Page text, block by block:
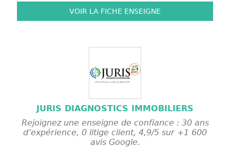
VOIR LA FICHE ENSEIGNE
JURIS DIAGNOSTICS IMMOBILIERS
Rejoignez une enseigne de confiance : 30 ans
d’expérience, 0 litige client, 4,9/5 sur +1 600
avis Google.